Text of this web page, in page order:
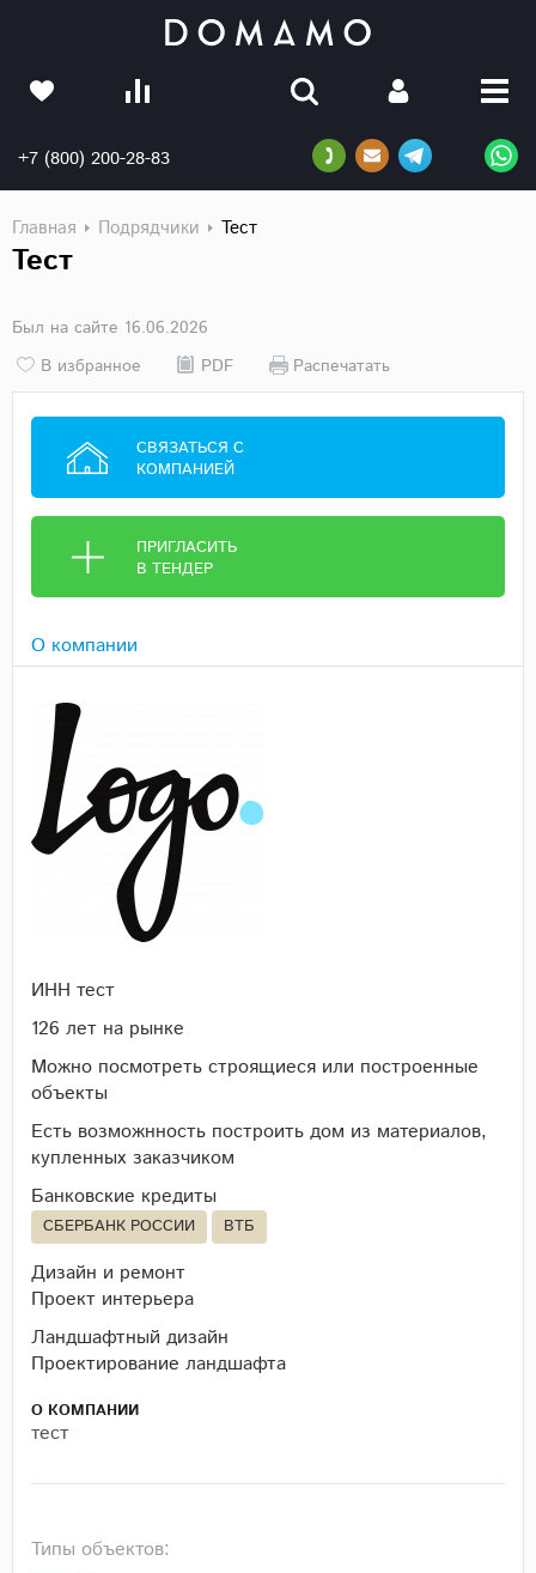
+7 (800) 200-28-83
Главная Подрядчики Тест
Тест
Был на сайте 16.06.2026
В избранное
PDF Распечатать
СВЯЗАТЬСЯ С
КОМПАНИЕЙ
ПРИГЛАСИТЬ
В ТЕНДЕР
О компании
ИНН тест
126 лет на рынке
Можно посмотреть строящиеся или построенные
объекты
Есть возможнность построить дом из материалов,
купленных заказчиком
Банковские кредиты
СБЕРБАНК РОССИИ ВТБ
Дизайн и ремонт
Проект интерьера
Ландшафтный дизайн
Проектирование ландшафта
О КОМПАНИИ
тест
Типы объектов: